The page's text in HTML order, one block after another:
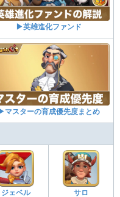
▶英雄進化ファンド
▶マスターの育成優先度まとめ
ジェベル サロ